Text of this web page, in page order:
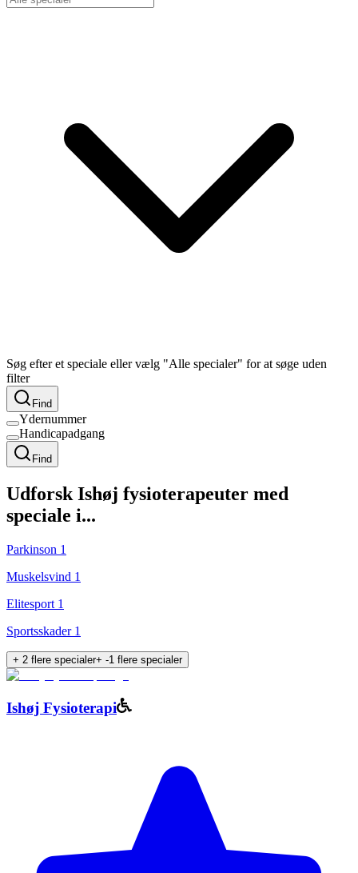
Søg efter et speciale eller vælg "Alle specialer" for at søge uden
filter
Find
Ydernummer
Handicapadgang
Find
Udforsk Ishøj fysioterapeuter med
speciale i...
Parkinson 1
Muskelsvind 1
Elitesport 1
Sportsskader 1
+ 2 flere specialer+ -1 flere specialer
Ishøj Fysioterapi